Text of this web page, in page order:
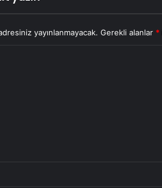
yayınlanmayacak. Gerekli alanlar *